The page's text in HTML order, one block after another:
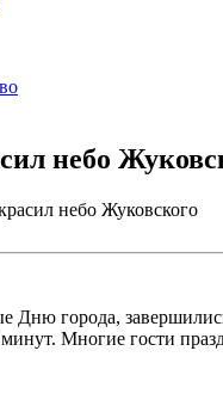
небо
небо Жуковского
Дню города,
Многие гости